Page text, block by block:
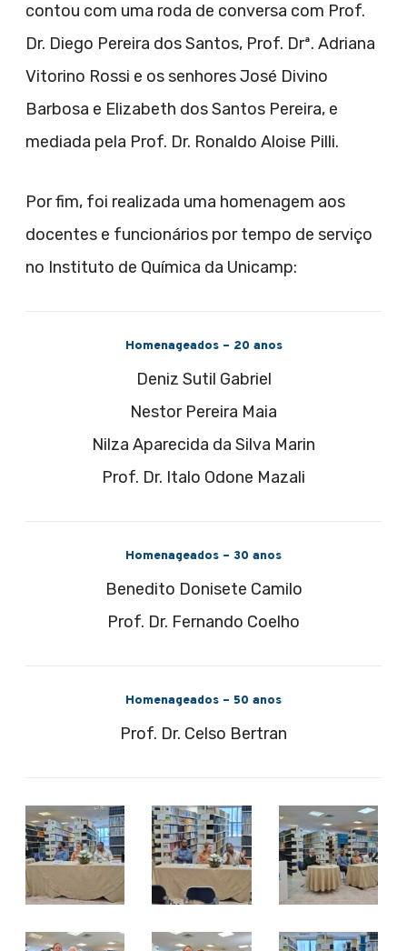
contou com uma roda de conversa com Prof.
Dr. Diego Pereira dos Santos, Prof. Drª. Adriana
Vitorino Rossi e os senhores José Divino
Barbosa e Elizabeth dos Santos Pereira, e
mediada pela Prof. Dr. Ronaldo Aloise Pilli.
Por fim, foi realizada uma homenagem aos
docentes e funcionários por tempo de serviço
no Instituto de Química da Unicamp:
Homenageados – 20 anos
Deniz Sutil Gabriel
Nestor Pereira Maia
Nilza Aparecida da Silva Marin
Prof. Dr. Italo Odone Mazali
Homenageados – 30 anos
Benedito Donisete Camilo
Prof. Dr. Fernando Coelho
Homenageados – 50 anos
Prof. Dr. Celso Bertran